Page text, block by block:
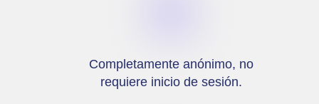
Completamente anónimo, no
requiere inicio de sesión.